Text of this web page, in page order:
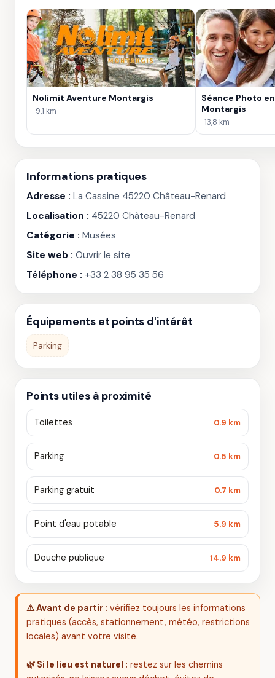
Nolimit Aventure Montargis
· 9,1 km
Séance Photo
Montargis
· 13,8 km
Informations pratiques
Adresse : La Cassine 45220 Château-Renard
Localisation : 45220 Château-Renard
Catégorie : Musées
Site web : Ouvrir le site
Téléphone : +33 2 38 95 35 56
Équipements et points d'intérêt
Parking
Points utiles à proximité
Toilettes 0.9 km
Parking 0.5 km
Parking gratuit 0.7 km
Point d'eau potable 5.9 km
Douche publique 14.9 km
⚠️ Avant de partir : vérifiez toujours les informations
pratiques (accès, stationnement, météo, restrictions
locales) avant votre visite.
🌿 Si le lieu est naturel : restez sur les chemins